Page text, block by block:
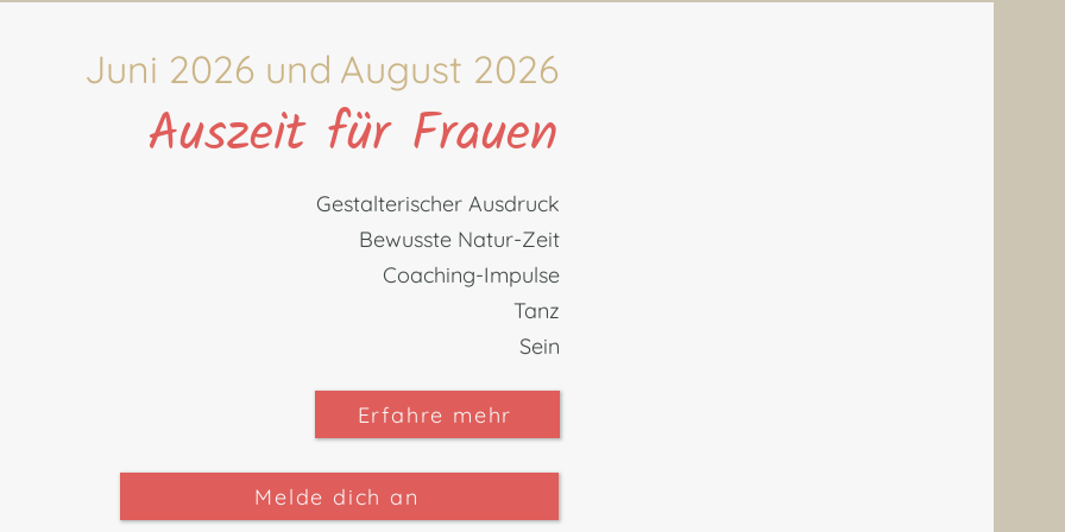
Juni 2026 und August 2026
Auszeit für Frauen
​Gestalterischer Ausdruck
Bewusste Natur-Zeit
Coaching-Impulse
Tanz
Sein
Erfahre mehr
Melde dich an